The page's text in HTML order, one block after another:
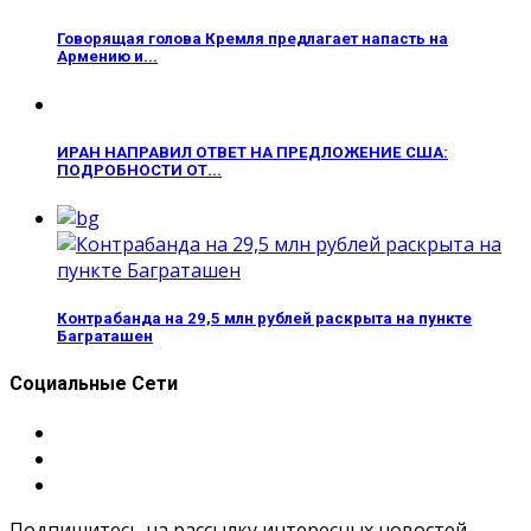
Говорящая голова Кремля предлагает напасть на
Армению и...
ИРАН НАПРАВИЛ ОТВЕТ НА ПРЕДЛОЖЕНИЕ США:
ПОДРОБНОСТИ ОТ...
Контрабанда на 29,5 млн рублей раскрыта на пункте
Баграташен
Социальные Сети